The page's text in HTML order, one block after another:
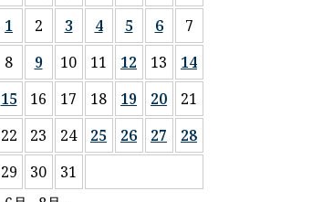
1
2 3 4 5 6
7
8
9 10 11 12 13
14
15
16 17 18 19 20
21
22
23 24 25 26 27
28
29
30
31